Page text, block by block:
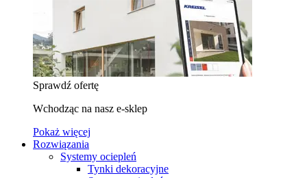
Sprawdź ofertę
Wchodząc na nasz e-sklep
Pokaż więcej
Rozwiązania
Systemy ociepleń
Tynki dekoracyjne